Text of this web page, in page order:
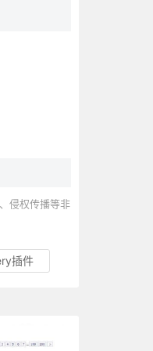
侵权传播等非
插件